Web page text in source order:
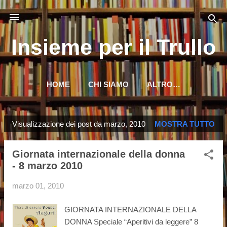
Passa ai contenuti principali
Insieme per il Trullo
HOME CHI SIAMO ALTRO…
P
o
Visualizzazione dei post da marzo, 2010 MOSTRA TUTTO
Giornata internazionale della donna
- 8 marzo 2010
marzo 01, 2010
GIORNATA INTERNAZIONALE DELLA
DONNA Speciale “Aperitivi da leggere” 8